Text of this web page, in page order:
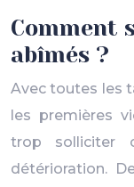
Comment
abîmés ?
Avec toutes les
les premières
trop solliciter
détérioration.